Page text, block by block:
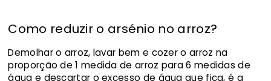
Como reduzir o arsénio no arroz?
Demolhar o arroz, lavar bem e cozer o arroz na
proporção de 1 medida de arroz para 6 medidas de
água e descartar o excesso de água que fica, é a